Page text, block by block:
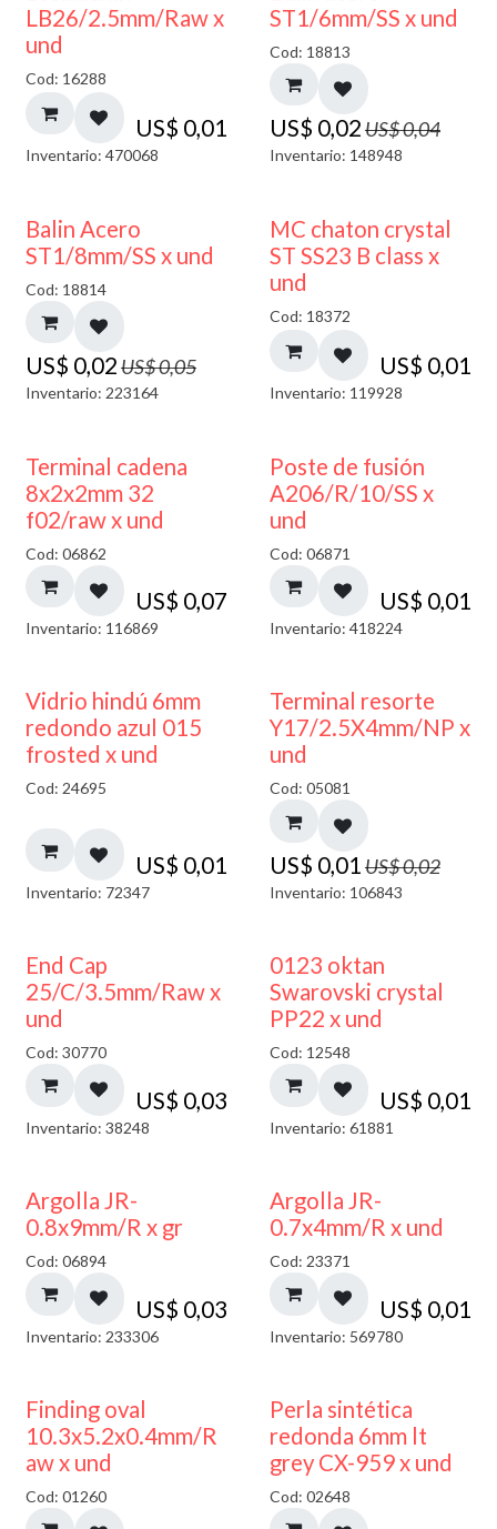
LB26/2.5mm/Raw x
und
Cod: 16288
US$ 0,01
Inventario: 470068
50% DESCUENTO
ST1/6mm/SS x und
Cod: 18813
US$ 0,02US$0,04
Inventario: 148948
50% DESCUENTO
Balin Acero
ST1/8mm/SS x und
Cod: 18814
US$ 0,02US$0,05
Inventario: 223164
MC chaton crystal
ST SS23 B class x
und
Cod: 18372
US$ 0,01
Inventario: 119928
Terminal cadena
8x2x2mm 32
f02/raw x und
Cod: 06862
US$ 0,07
Inventario: 116869
Poste de fusión
A206/R/10/SS x
und
Cod: 06871
US$ 0,01
Inventario: 418224
40% DESCUENTO
Vidrio hindú 6mm
redondo azul 015
frosted x und
Cod: 24695
US$ 0,01
Inventario: 72347
50% DESCUENTO
Terminal resorte
Y17/2.5X4mm/NP x
und
Cod: 05081
US$ 0,01 US$0,02
Inventario: 106843
End Cap
25/C/3.5mm/Raw x
und
Cod: 30770
US$ 0,03
Inventario: 38248
0123 oktan
Swarovski crystal
PP22 x und
Cod: 12548
US$ 0,01
Inventario: 61881
Argolla JR-
0.8x9mm/R x gr
Cod: 06894
US$ 0,03
Inventario: 233306
Argolla JR-
0.7x4mm/R x und
Cod: 23371
US$ 0,01
Inventario: 569780
Finding oval
10.3x5.2x0.4mm/R
aw x und
Cod: 01260
Perla sintética
redonda 6mm lt
grey CX-959 x und
Cod: 02648